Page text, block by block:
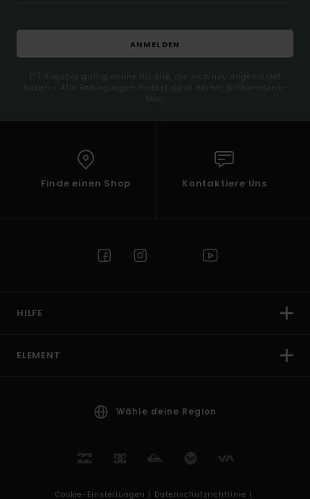
ANMELDEN
(*) Angebot gültig online für alle, die sich neu angemeldet
haben - Alle Bedingungen findest du in deiner Willkommens-
Mail
Finde einen Shop Kontaktiere Uns
HILFE
ELEMENT
Wähle deine Region
Cookie-Einstellungen | Datenschutzrichtlinie |